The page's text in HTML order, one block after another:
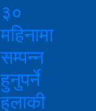
३०
महिनामा
सम्पन्न
हुनुपर्ने
हुलाकी